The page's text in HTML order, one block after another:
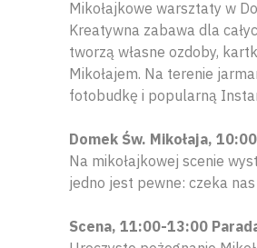
Mikołajkowe warsztaty w
Kreatywna zabawa dla
tworzą własne ozdoby,
Mikołajem. Na terenie
fotobudkę i popularną
Domek Św. Mikołaja,
Na mikołajkowej scenie
jedno jest pewne: czeka
Scena, 11:00-13:00